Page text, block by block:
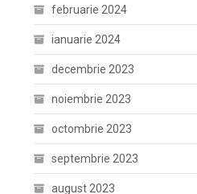
februarie 2024
ianuarie 2024
decembrie 2023
noiembrie 2023
octombrie 2023
septembrie 2023
august 2023